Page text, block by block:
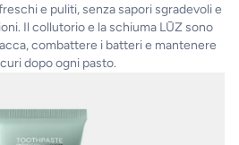
e puliti, senza sapori sgradevoli e
Il collutorio e la schiuma LŪZ sono
combattere i batteri e mantenere
dopo ogni pasto.